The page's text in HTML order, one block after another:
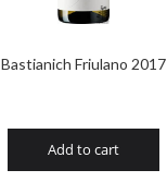
Bastianich Friulano 2017
Add to cart